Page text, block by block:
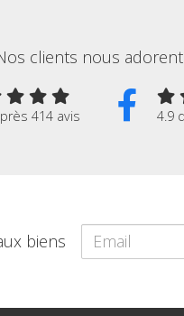
clients nous adorent
414 avis 4.9
biens